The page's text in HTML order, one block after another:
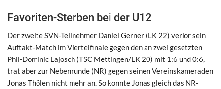
Favoriten-Sterben bei der U12
Der zweite SVN-Teilnehmer Daniel Gerner (LK 22) verlor sein
Auftakt-Match im Viertelfinale gegen den an zwei gesetzten
Phil-Dominic Lajosch (TSC Mettingen/LK 20) mit 1:6 und 0:6,
trat aber zur Nebenrunde (NR) gegen seinen Vereinskameraden
Jonas Thölen nicht mehr an. So konnte Jonas gleich das NR-